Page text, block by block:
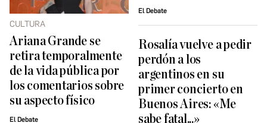
CULTURA
Ariana Grande se
retira temporalmente
de la vida pública por
los comentarios sobre
su aspecto físico
El Debate
El Debate
Rosalía vuelve a pedir
perdón a los
argentinos en su
primer concierto en
Buenos Aires: «Me
sabe fatal...»